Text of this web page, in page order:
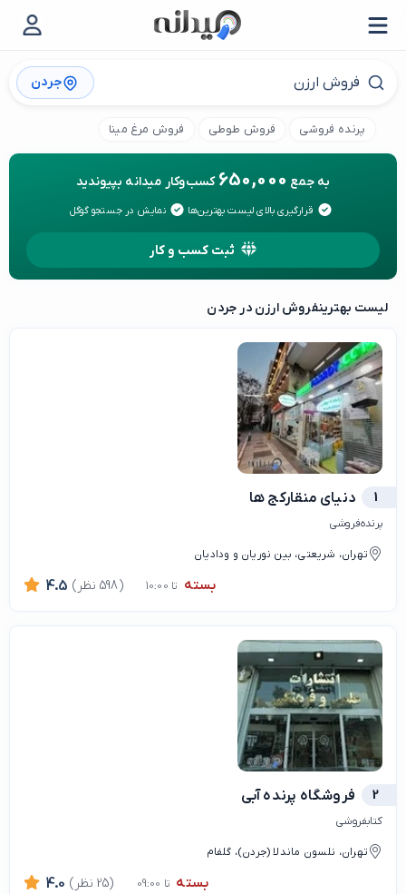
جردن
پرنده فروشی فروش طوطی فروش مرغ مینا
به جمع 650,000 کسب‌وکار میدانه بپیوندید
قرارگیری بالای لیست بهترین‌ها نمایش در جستجو گوگل
ثبت کسب و کار
لیست بهترینفروش ارزن در جردن
1 دنیای منقارکج ها
پرنده‌فروشی
تهران، شریعتی، بین نوریان و ودادیان
بسته تا 10:00 4.5 (598 نظر)
2 فروشگاه پرنده آبی
کتابفروشی
تهران، نلسون ماندلا (جردن)، گلفام
بسته تا 09:00 4.0 (25 نظر)